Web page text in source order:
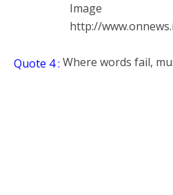
Image
http://
Quote 4 : Where words fail,